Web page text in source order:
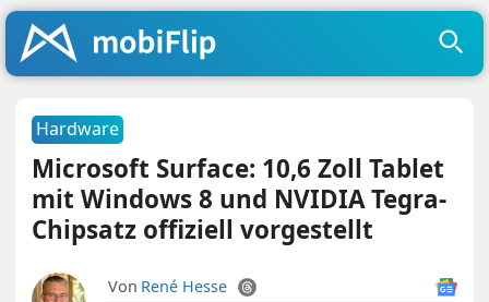
Hardware
Microsoft Surface: 10,6 Zoll Tablet
mit Windows 8 und NVIDIA Tegra-
Chipsatz offiziell vorgestellt
Von René Hesse